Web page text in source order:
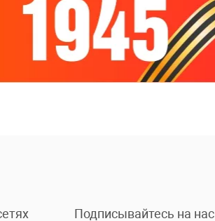
Подписывайтесь на нас